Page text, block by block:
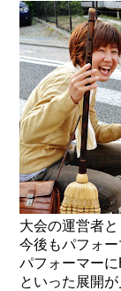
大会の運営者と
今後もパフォ
パフォーマーに
といった展開